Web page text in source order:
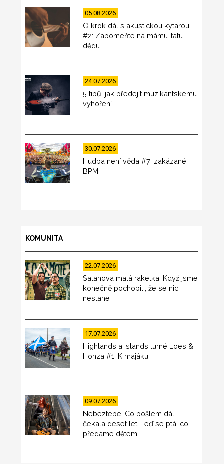
05.08.2026
O krok dál s akustickou kytarou
#2: Zapomeňte na mámu-tátu-
dědu
24.07.2026
5 tipů, jak předejít muzikantskému
vyhoření
30.07.2026
Hudba není věda #7: zakázané
BPM
KOMUNITA
22.07.2026
Satanova malá raketka: Když jsme
konečně pochopili, že se nic
nestane
17.07.2026
Highlands a Islands turné Loes &
Honza #1: K majáku
09.07.2026
Nebeztebe: Co pošlem dál
čekala deset let. Teď se ptá, co
předáme dětem